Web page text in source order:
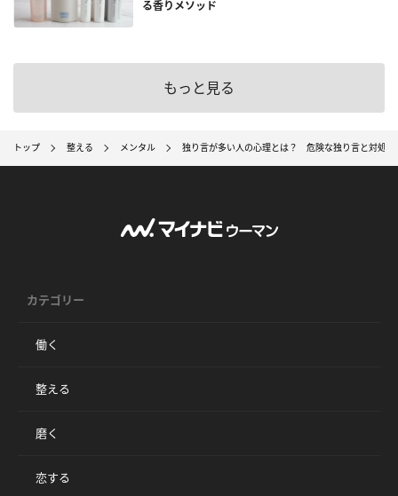
る香りメソッド
もっと見る
トップ 整える メンタル 独り言が多い人の心理とは？ 危険な独り言と対処法
カテゴリー
働く
整える
磨く
恋する